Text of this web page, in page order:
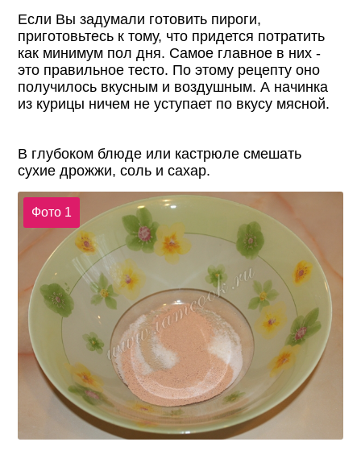
Если Вы задумали готовить пироги,
приготовьтесь к тому, что придется потратить
как минимум пол дня. Самое главное в них -
это правильное тесто. По этому рецепту оно
получилось вкусным и воздушным. А начинка
из курицы ничем не уступает по вкусу мясной.
В глубоком блюде или кастрюле смешать
сухие дрожжи, соль и сахар.
Фото 1